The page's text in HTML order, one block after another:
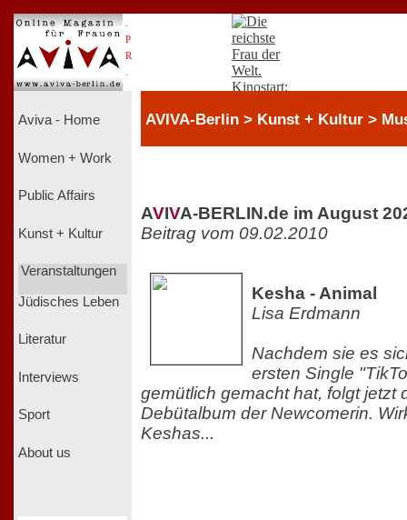
P
R
Aviva - Home
Women + Work
Public Affairs
Kunst + Kultur
Veranstaltungen
Jüdisches Leben
Literatur
Interviews
Sport
About us
AVIVA-Berlin > Kunst + Kultur >
AVIVA-BERLIN.de im August
Beitrag vom 09.02.2010
Kesha - Animal
Lisa Erdmann
Nachdem sie es
ersten Single
gemütlich gemacht hat, folgt jetzt
Debütalbum der Newcomerin.
Keshas...